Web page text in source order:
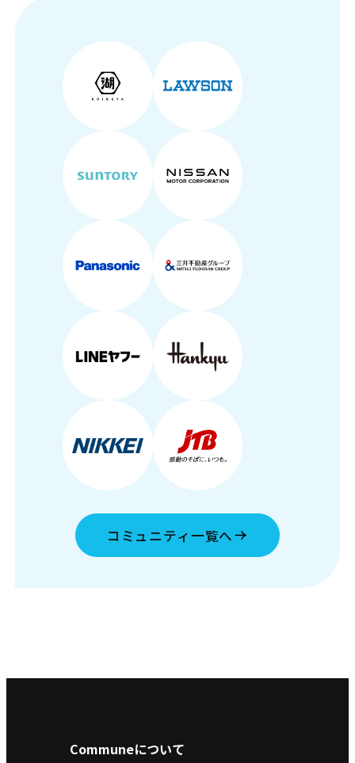
コミュニティ一覧へ
Communeについて